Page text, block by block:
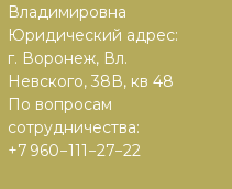
Владимировна
Юридический адрес:
г. Воронеж, Вл.
Невского, 38В, кв 48
По вопросам
сотрудничества:
+7 960−111−27−22